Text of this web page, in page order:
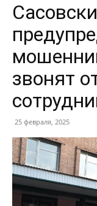
звонят
25 февраля, 2025